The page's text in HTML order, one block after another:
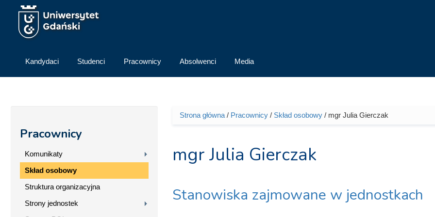
Przejdź do treści
Kandydaci Studenci Pracownicy Absolwenci Media
Pracownicy
Komunikaty
Skład osobowy
Struktura organizacyjna
Strony jednostek
Jesteś tutaj
Strona główna/ Pracownicy/ Skład osobowy/ mgr Julia Gierczak
mgr Julia Gierczak
Stanowiska zajmowane w jednostkach